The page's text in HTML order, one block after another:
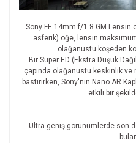
Sony FE 14mm f/1.8 GM Lensin
asferik) öğe, lensin
olağanüstü köşeden
Bir Süper ED (Ekstra Düşük
çapında olağanüstü keskinlik ve
bastırırken, Sony'nin Nano AR
etkili bir
Ultra geniş görünümlerde son